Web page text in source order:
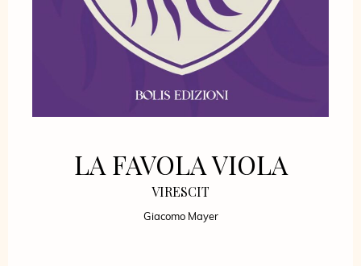
LA FAVOLA VIOLA
VIRESCIT
Giacomo Mayer